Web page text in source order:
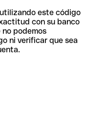
este código
con su banco
podemos
ni verificar que sea